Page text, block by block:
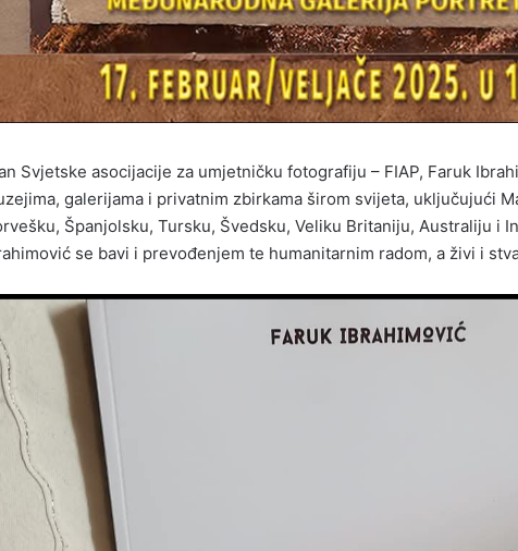
Svjetske asocijacije za umjetničku fotografiju – FIAP, Faruk
galerijama i privatnim zbirkama širom svijeta, uključujući
Španjolsku, Tursku, Švedsku, Veliku Britaniju, Australiju i
se bavi i prevođenjem te humanitarnim radom, a živi i